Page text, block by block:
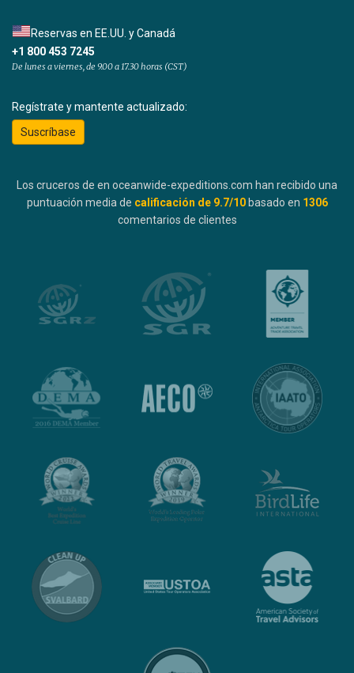
Reservas en EE.UU. y Canadá
+1 800 453 7245
De lunes a viernes, de 9.00 a 17.30 horas (CST)
Regístrate y mantente actualizado:
Suscríbase
Los cruceros de en oceanwide-expeditions.com han recibido una
puntuación media de calificación de 9.7/10 basado en 1306
comentarios de clientes